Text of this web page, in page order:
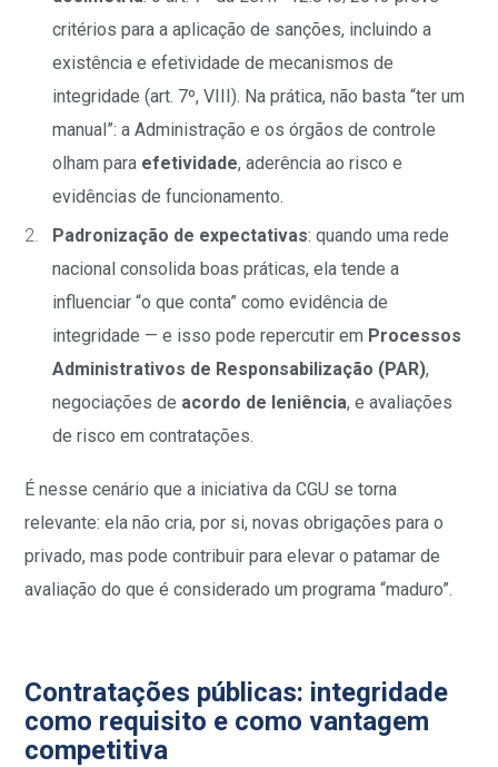
critérios para a aplicação de sanções, incluindo a
existência e efetividade de mecanismos de
integridade (art. 7º, VIII). Na prática, não basta “ter um
manual”: a Administração e os órgãos de controle
olham para efetividade, aderência ao risco e
evidências de funcionamento.
Padronização de expectativas: quando uma rede
nacional consolida boas práticas, ela tende a
influenciar “o que conta” como evidência de
integridade — e isso pode repercutir em Processos
Administrativos de Responsabilização (PAR),
negociações de acordo de leniência, e avaliações
de risco em contratações.
É nesse cenário que a iniciativa da CGU se torna
relevante: ela não cria, por si, novas obrigações para o
privado, mas pode contribuir para elevar o patamar de
avaliação do que é considerado um programa “maduro”.
Contratações públicas: integridade
como requisito e como vantagem
competitiva